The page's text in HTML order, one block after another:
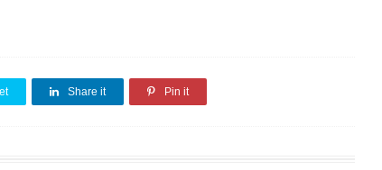
Share it Pin it